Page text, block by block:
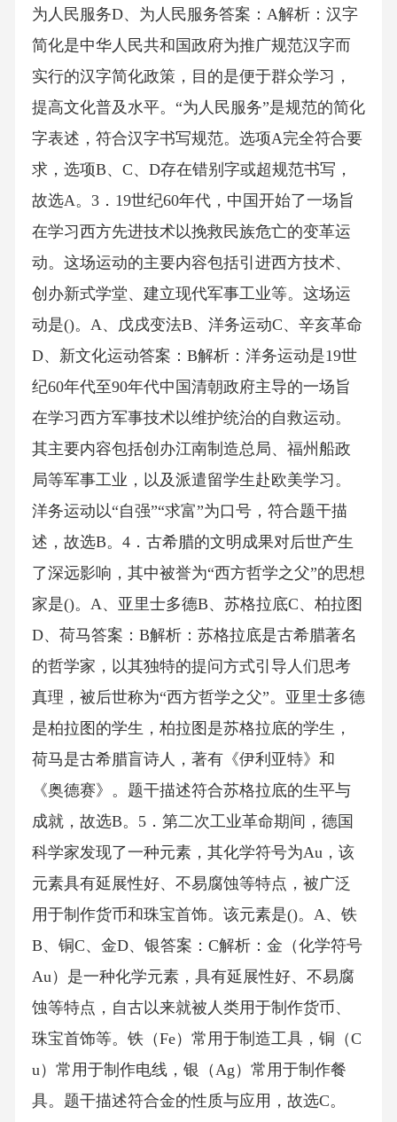
为人民服务D、为人民服务答案：A解析：汉字
简化是中华人民共和国政府为推广规范汉字而
实行的汉字简化政策，目的是便于群众学习，
提高文化普及水平。“为人民服务”是规范的简化
字表述，符合汉字书写规范。选项A完全符合要
求，选项B、C、D存在错别字或超规范书写，
故选A。3．19世纪60年代，中国开始了一场旨
在学习西方先进技术以挽救民族危亡的变革运
动。这场运动的主要内容包括引进西方技术、
创办新式学堂、建立现代军事工业等。这场运
动是()。A、戊戌变法B、洋务运动C、辛亥革命
D、新文化运动答案：B解析：洋务运动是19世
纪60年代至90年代中国清朝政府主导的一场旨
在学习西方军事技术以维护统治的自救运动。
其主要内容包括创办江南制造总局、福州船政
局等军事工业，以及派遣留学生赴欧美学习。
洋务运动以“自强”“求富”为口号，符合题干描
述，故选B。4．古希腊的文明成果对后世产生
了深远影响，其中被誉为“西方哲学之父”的思想
家是()。A、亚里士多德B、苏格拉底C、柏拉图
D、荷马答案：B解析：苏格拉底是古希腊著名
的哲学家，以其独特的提问方式引导人们思考
真理，被后世称为“西方哲学之父”。亚里士多德
是柏拉图的学生，柏拉图是苏格拉底的学生，
荷马是古希腊盲诗人，著有《伊利亚特》和
《奥德赛》。题干描述符合苏格拉底的生平与
成就，故选B。5．第二次工业革命期间，德国
科学家发现了一种元素，其化学符号为Au，该
元素具有延展性好、不易腐蚀等特点，被广泛
用于制作货币和珠宝首饰。该元素是()。A、铁
B、铜C、金D、银答案：C解析：金（化学符号
Au）是一种化学元素，具有延展性好、不易腐
蚀等特点，自古以来就被人类用于制作货币、
珠宝首饰等。铁（Fe）常用于制造工具，铜（C
u）常用于制作电线，银（Ag）常用于制作餐
具。题干描述符合金的性质与应用，故选C。